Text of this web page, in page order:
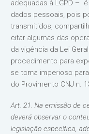
adequadas à LGPD –
dados pessoais, pois
transmitidos,
citar algumas das
da vigência da Lei
procedimento para
se torna imperioso
do Provimento CNJ n.
Art. 21. Na emissão de
deverá observar o
legislação específica,